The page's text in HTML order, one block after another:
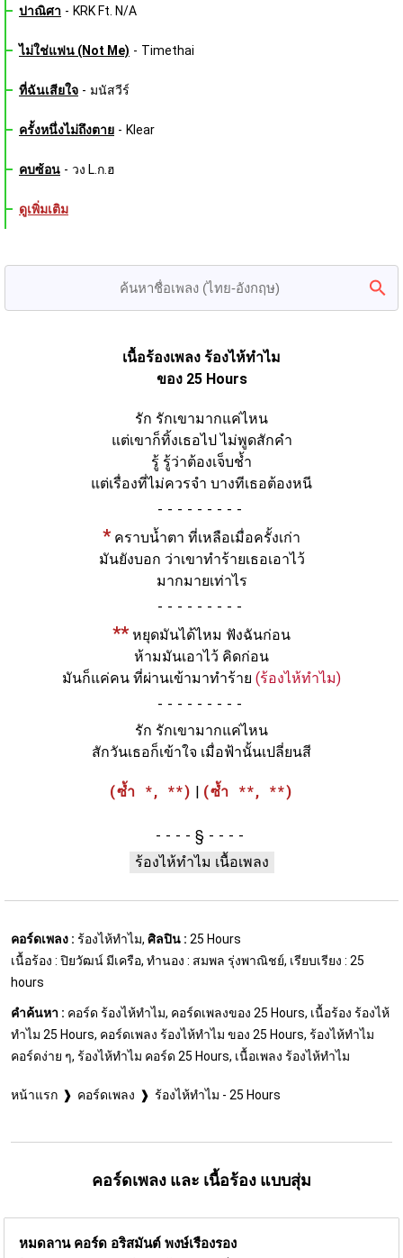
ปาณิศา - KRK Ft. N/A
ไม่ใช่แฟน (Not Me) - Timethai
ที่ฉันเสียใจ - มนัสวีร์
ครั้งหนึ่งไม่ถึงตาย - Klear
คบซ้อน - วง L.ก.ฮ
ดูเพิ่มเติม
เนื้อร้องเพลง ร้องไห้ทำไม
ของ 25 Hours
รัก รักเขามากแค่ไหน
แต่เขาก็ทิ้งเธอไป ไม่พูดสักคำ
รู้ รู้ว่าต้องเจ็บช้ำ
แต่เรื่องที่ไม่ควรจำ บางทีเธอต้องหนี
-
* คราบน้ำตา ที่เหลือเมื่อครั้งเก่า
มันยังบอก ว่าเขาทำร้ายเธอเอาไว้
มากมายเท่าไร
-
** หยุดมันได้ไหม ฟังฉันก่อน
ห้ามมันเอาไว้ คิดก่อน
มันก็แค่คน ที่ผ่านเข้ามาทำร้าย (ร้องไห้ทำไม)
-
รัก รักเขามากแค่ไหน
สักวันเธอก็เข้าใจ เมื่อฟ้านั้นเปลี่ยนสี
(ซ้ำ *, **) | (ซ้ำ **, **)
§
ร้องไห้ทำไม เนื้อเพลง
คอร์ดเพลง : ร้องไห้ทำไม, ศิลปิน : 25 Hours
เนื้อร้อง : ปิยวัฒน์ มีเครือ, ทำนอง : สมพล รุ่งพาณิชย์, เรียบเรียง : 25
hours
คำค้นหา : คอร์ด ร้องไห้ทำไม, คอร์ดเพลงของ 25 Hours, เนื้อร้อง ร้องไห้
ทำไม 25 Hours, คอร์ดเพลง ร้องไห้ทำไม ของ 25 Hours, ร้องไห้ทำไม
คอร์ดง่าย ๆ, ร้องไห้ทำไม คอร์ด 25 Hours, เนื้อเพลง ร้องไห้ทำไม
หน้าแรก คอร์ดเพลง ร้องไห้ทำไม - 25 Hours
คอร์ดเพลง และ เนื้อร้อง แบบสุ่ม
หมดลาน คอร์ด อริสมันต์ พงษ์เรืองรอง